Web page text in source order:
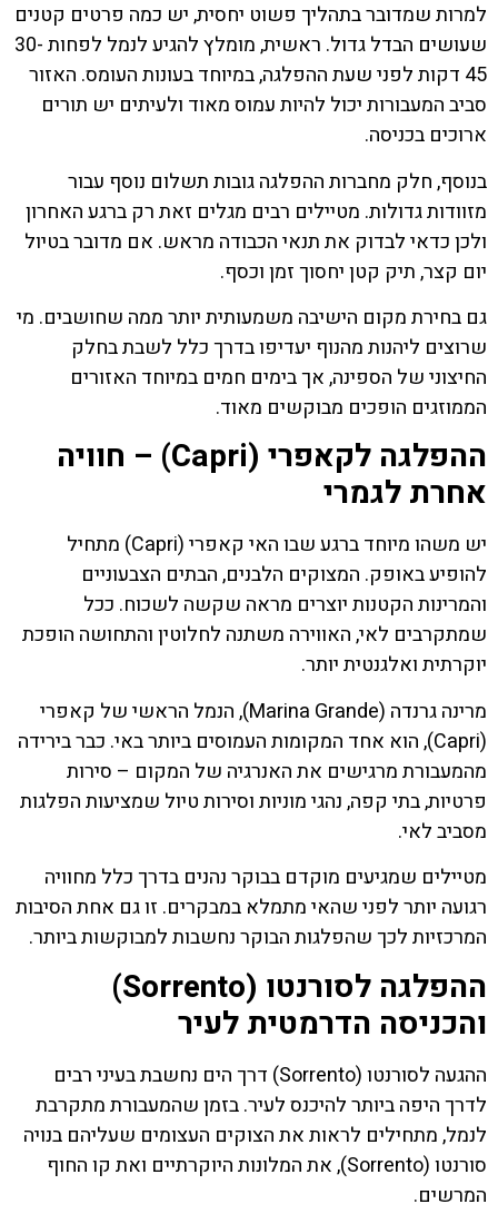
למרות שמדובר בתהליך פשוט יחסית, יש כמה פרטים קטנים
שעושים הבדל גדול. ראשית, מומלץ להגיע לנמל לפחות 30-
45 דקות לפני שעת ההפלגה, במיוחד בעונות העומס. האזור
סביב המעבורות יכול להיות עמוס מאוד ולעיתים יש תורים
ארוכים בכניסה.
בנוסף, חלק מחברות ההפלגה גובות תשלום נוסף עבור
מזוודות גדולות. מטיילים רבים מגלים זאת רק ברגע האחרון
ולכן כדאי לבדוק את תנאי הכבודה מראש. אם מדובר בטיול
יום קצר, תיק קטן יחסוך זמן וכסף.
גם בחירת מקום הישיבה משמעותית יותר ממה שחושבים. מי
שרוצים ליהנות מהנוף יעדיפו בדרך כלל לשבת בחלק
החיצוני של הספינה, אך בימים חמים במיוחד האזורים
הממוזגים הופכים מבוקשים מאוד.
ההפלגה לקאפרי (Capri) – חוויה
אחרת לגמרי
יש משהו מיוחד ברגע שבו האי קאפרי (Capri) מתחיל
להופיע באופק. המצוקים הלבנים, הבתים הצבעוניים
והמרינות הקטנות יוצרים מראה שקשה לשכוח. ככל
שמתקרבים לאי, האווירה משתנה לחלוטין והתחושה הופכת
יוקרתית ואלגנטית יותר.
מרינה גרנדה (Marina Grande), הנמל הראשי של קאפרי
(Capri), הוא אחד המקומות העמוסים ביותר באי. כבר בירידה
מהמעבורת מרגישים את האנרגיה של המקום – סירות
פרטיות, בתי קפה, נהגי מוניות וסירות טיול שמציעות הפלגות
מסביב לאי.
מטיילים שמגיעים מוקדם בבוקר נהנים בדרך כלל מחוויה
רגועה יותר לפני שהאי מתמלא במבקרים. זו גם אחת הסיבות
המרכזיות לכך שהפלגות הבוקר נחשבות למבוקשות ביותר.
ההפלגה לסורנטו (Sorrento)
והכניסה הדרמטית לעיר
ההגעה לסורנטו (Sorrento) דרך הים נחשבת בעיני רבים
לדרך היפה ביותר להיכנס לעיר. בזמן שהמעבורת מתקרבת
לנמל, מתחילים לראות את הצוקים העצומים שעליהם בנויה
סורנטו (Sorrento), את המלונות היוקרתיים ואת קו החוף
המרשים.